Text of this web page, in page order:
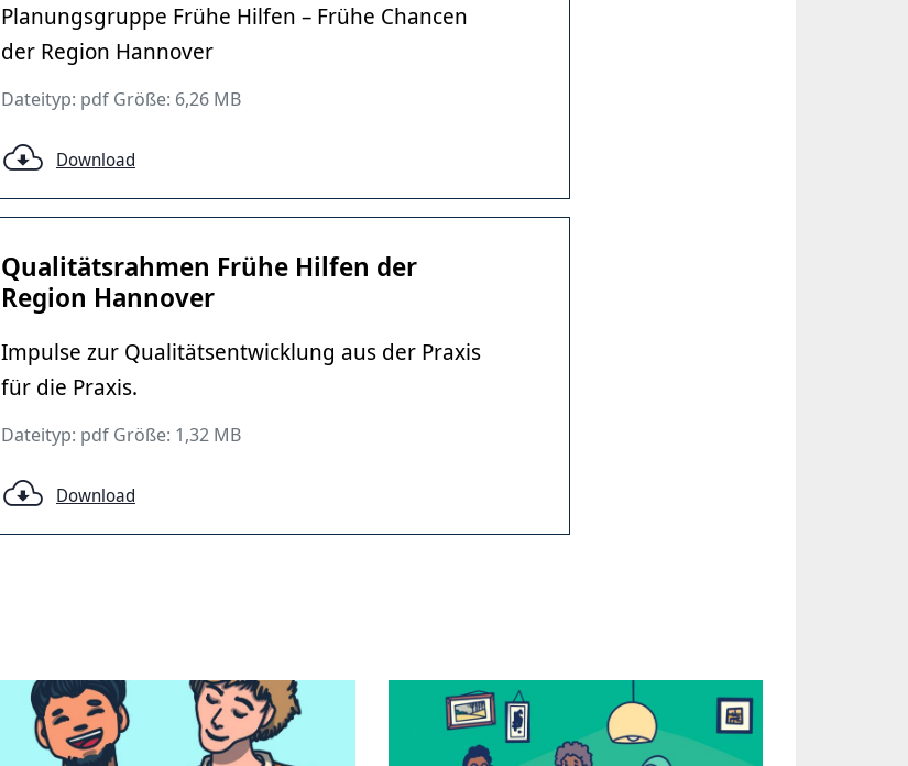
Planungsgruppe Frühe Hilfen – Frühe Chancen
der Region Hannover
Dateityp: pdf Größe: 6,26 MB
Download
Qualitätsrahmen Frühe Hilfen der
Region Hannover
Impulse zur Qualitätsentwicklung aus der Praxis
für die Praxis.
Dateityp: pdf Größe: 1,32 MB
Download